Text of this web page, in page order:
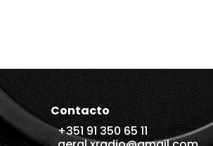
Contacto
+351 91 350 65 11